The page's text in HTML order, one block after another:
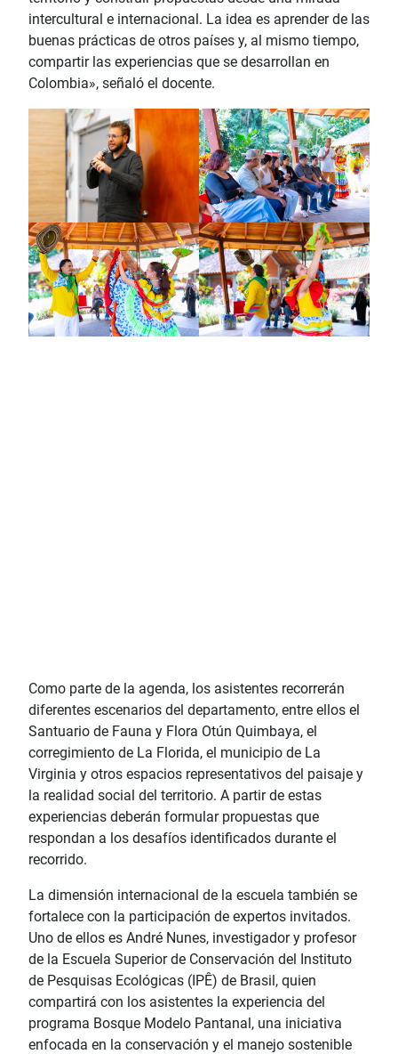
intercultural e internacional. La idea es aprender de las
buenas prácticas de otros países y, al mismo tiempo,
compartir las experiencias que se desarrollan en
Colombia», señaló el docente.
Como parte de la agenda, los asistentes recorrerán
diferentes escenarios del departamento, entre ellos el
Santuario de Fauna y Flora Otún Quimbaya, el
corregimiento de La Florida, el municipio de La
Virginia y otros espacios representativos del paisaje y
la realidad social del territorio. A partir de estas
experiencias deberán formular propuestas que
respondan a los desafíos identificados durante el
recorrido.
La dimensión internacional de la escuela también se
fortalece con la participación de expertos invitados.
Uno de ellos es André Nunes, investigador y profesor
de la Escuela Superior de Conservación del Instituto
de Pesquisas Ecológicas (IPÊ) de Brasil, quien
compartirá con los asistentes la experiencia del
programa Bosque Modelo Pantanal, una iniciativa
enfocada en la conservación y el manejo sostenible